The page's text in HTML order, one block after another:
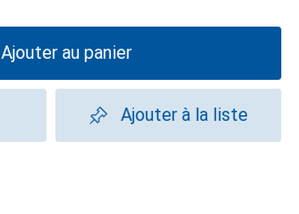
Ajouter au panier
Ajouter à la liste